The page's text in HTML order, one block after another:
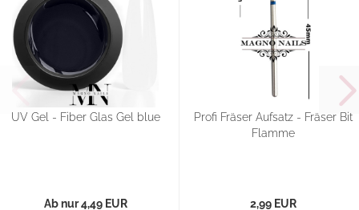
UV Gel - Fiber Glas Gel blue
Ab nur 4,49 EUR
Profi Fräser Aufsatz - Fräser Bit
Flamme
2,99 EUR